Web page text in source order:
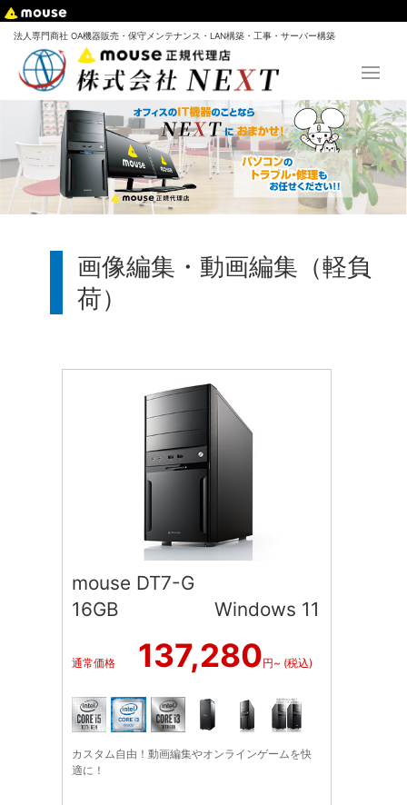
法人専門商社 OA機器販売・保守メンテナンス・LAN構築・工事・サーバー構築
画像編集・動画編集（軽負
荷）
mouse DT7-G
16GB Windows 11
通常価格 137,280円~ (税込)
カスタム自由！動画編集やオンラインゲームを快
適に！